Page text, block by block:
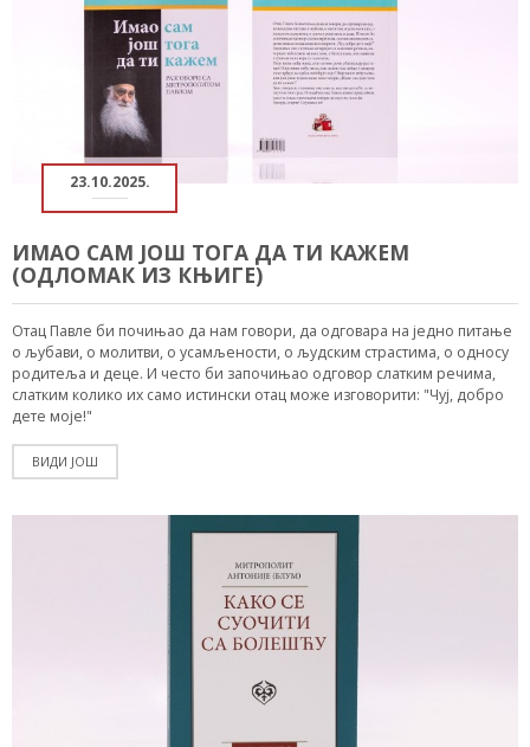
23.10.2025.
ИМАО САМ ЈОШ ТОГА ДА ТИ КАЖЕМ
(ОДЛОМАК ИЗ КЊИГЕ)
Отац Павле би почињао да нам говори, да одговара на једно питање
о љубави, о молитви, о усамљености, о људским страстима, о односу
родитеља и деце. И често би започињао одговор слатким речима,
слатким колико их само истински отац може изговорити: "Чуј, добро
дете моје!"
ВИДИ ЈОШ